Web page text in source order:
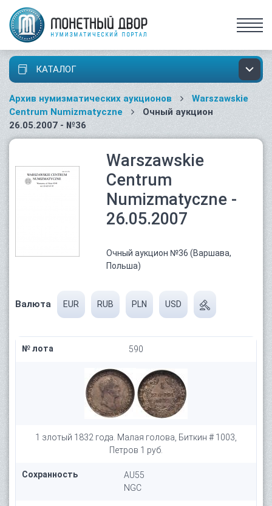
КАТАЛОГ
Архив нумизматических аукционов
Warszawskie
Centrum Numizmatyczne
Очный аукцион
26.05.2007 - №36
Warszawskie
Centrum
Numizmatyczne -
26.05.2007
Очный аукцион №36 (Варшава,
Польша)
Валюта EUR RUB PLN USD
№ лота 590
1 злотый 1832 года. Малая голова, Биткин # 1003,
Петров 1 руб.
Сохранность
AU55
NGC